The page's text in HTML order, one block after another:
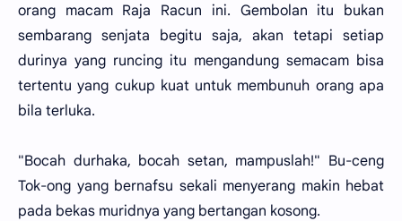
orang macam Raja Racun ini. Gembolan itu bukan
sembarang senjata begitu saja, akan tetapi setiap
durinya yang runcing itu mengandung semacam bisa
tertentu yang cukup kuat untuk membunuh orang apa
bila terluka.
"Bocah durhaka, bocah setan, mampuslah!" Bu-ceng
Tok-ong yang bernafsu sekali menyerang makin hebat
pada bekas muridnya yang bertangan kosong.